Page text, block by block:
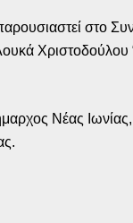
στο
Χριστοδούλου
Νέας Ιωνίας,